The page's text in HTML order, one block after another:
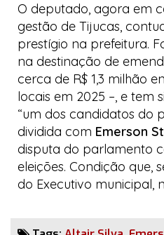
O deputado, agora em
gestão de Tijucas,
prestígio na prefeitura.
na destinação de
cerca de R$ 1,3 milhão
locais em 2025 –, e tem
“um dos candidatos do
dividida com Emerson
disputa do parlamento
eleições. Condição que,
do Executivo municipal,